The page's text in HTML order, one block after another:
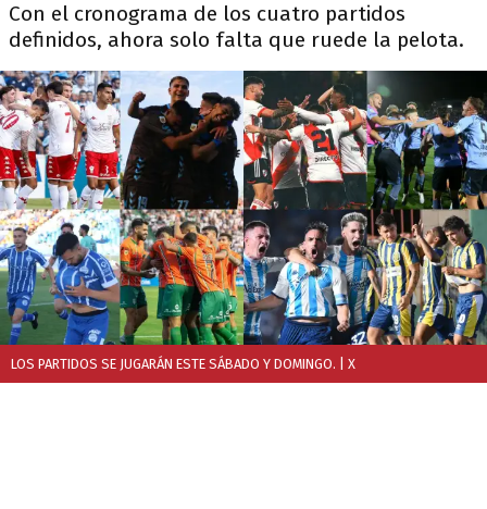
Con el cronograma de los cuatro partidos
definidos, ahora solo falta que ruede la pelota.
LOS PARTIDOS SE JUGARÁN ESTE SÁBADO Y DOMINGO. | X